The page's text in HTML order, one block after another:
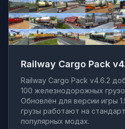
Railway Cargo Pack
Railway Cargo Pack v4.6.2
100 железнодорожных
Обновлён для версии игры
грузы работают на
популярных модах.